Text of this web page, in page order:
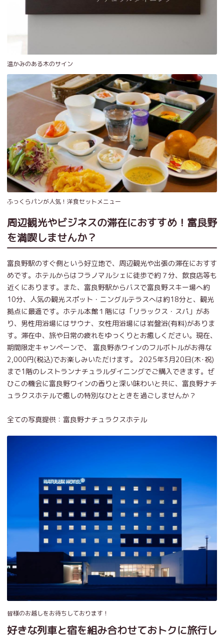
温かみのある木のサイン
ふっくらパンが人気！洋食セットメニュー
周辺観光やビジネスの滞在におすすめ！富良野
を満喫しませんか？
富良野駅のすぐ側という好立地で、周辺観光や出張の滞在におすす
めです。ホテルからはフラノマルシェに徒歩で約７分、飲食店等も
近くにあります。また、富良野駅からバスで富良野スキー場へ約
10分、人気の観光スポット・ニングルテラスへは約18分と、観光
拠点に最適です。ホテル本館１階には「リラックス・スパ」があ
り、男性用浴場にはサウナ、女性用浴場には岩盤浴(有料)がありま
す。滞在中、旅や日常の疲れをゆっくりとお癒しください。現在、
期間限定キャンペーンで、 富良野赤ワインのフルボトルがお得な
2,000円(税込)でお楽しみいただけます。 2025年3月20日(木･祝)
まで1階のレストランナチュラルダイニングでご購入できます。ぜ
ひこの機会に富良野ワインの香りと深い味わいと共に、富良野ナチ
ュラクスホテルで癒しの特別なひとときを過ごしませんか？
全ての写真提供：富良野ナチュラクスホテル
皆様のお越しをお待ちしております！
好きな列車と宿を組み合わせておトクに旅行し